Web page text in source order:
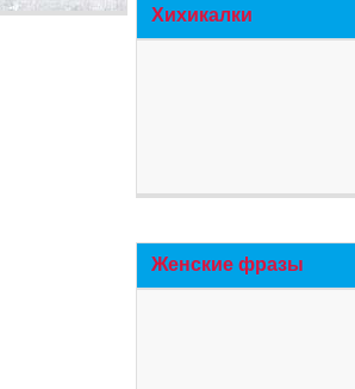
Хихикалки
Женские фразы